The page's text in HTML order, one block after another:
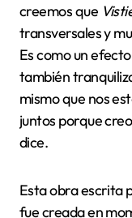
creemos que
transversales y
Es como un
también
mismo que nos
juntos porque
dice.
Esta obra escrita
fue creada en